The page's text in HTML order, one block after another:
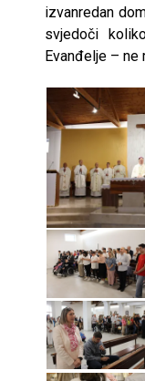
izvanredan
svjedoči
Evanđelje – ne